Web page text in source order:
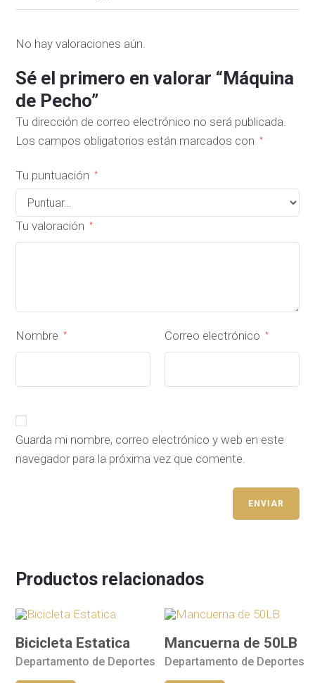
No hay valoraciones aún.
Sé el primero en valorar “Máquina
de Pecho”
Tu dirección de correo electrónico no será publicada.
Los campos obligatorios están marcados con
*
Tu puntuación *
Tu valoración *
Nombre * Correo electrónico *
Guarda mi nombre, correo electrónico y web en este
navegador para la próxima vez que comente.
Productos relacionados
Bicicleta Estatica
Departamento de Deportes
Mancuerna de 50LB
Departamento de Deportes